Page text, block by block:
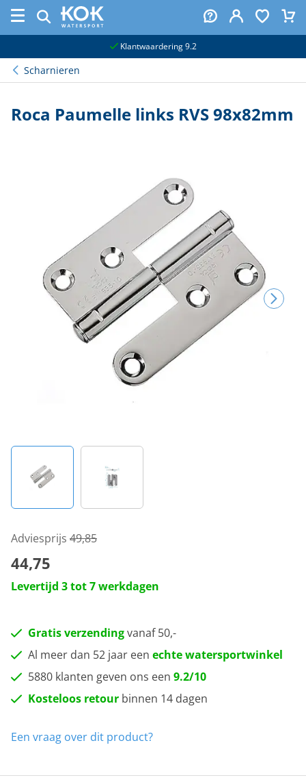
Klantwaardering 9.2
Scharnieren
Roca Paumelle links RVS 98x82mm
Adviesprijs 49,85
44,75
Levertijd 3 tot 7 werkdagen
Gratis verzendingvanaf 50,-
Al meer dan 52 jaar een echte watersportwinkel
5880 klanten geven ons een 9.2/10
Kosteloos retour binnen 14 dagen
Een vraag over dit product?